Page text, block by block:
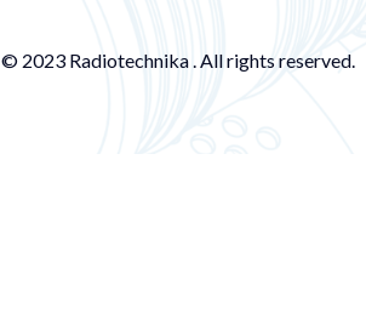
© 2023 Radiotechnika . All rights reserved.